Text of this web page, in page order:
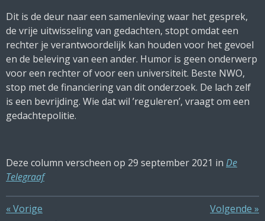
Dit is de deur naar een samenleving waar het gesprek,
de vrije uitwisseling van gedachten, stopt omdat een
rechter je verantwoordelijk kan houden voor het gevoel
en de beleving van een ander. Humor is geen onderwerp
voor een rechter of voor een universiteit. Beste NWO,
stop met de financiering van dit onderzoek. De lach zelf
is een bevrijding. Wie dat wil ’reguleren’, vraagt om een
gedachtepolitie.
Deze column verscheen op 29 september 2021 in De
Telegraaf
«Vorige Volgende »